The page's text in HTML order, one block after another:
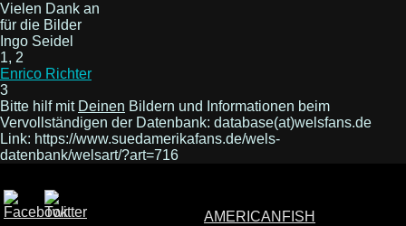
Vielen Dank an
für die Bilder
Ingo Seidel
1, 2
Enrico Richter
3
Bitte hilf mit Deinen Bildern und Informationen beim
Vervollständigen der Datenbank: database(at)welsfans.de
Link: https://www.suedamerikafans.de/wels-
datenbank/welsart/?art=716
AMERICANFISH